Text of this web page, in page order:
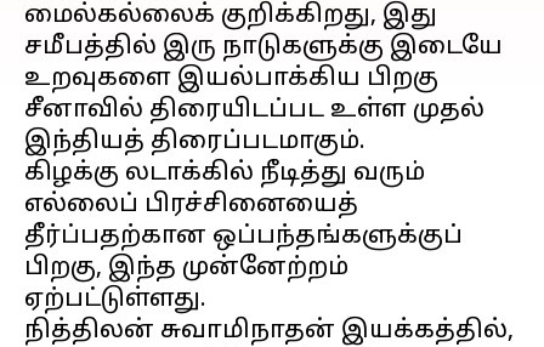
மைல்கல்லைக் குறிக்கிறது, இது
சமீபத்தில் இரு நாடுகளுக்கு இடையே
உறவுகளை இயல்பாக்கிய பிறகு
சீனாவில் திரையிடப்பட உள்ள முதல்
இந்தியத் திரைப்படமாகும்.
கிழக்கு லடாக்கில் நீடித்து வரும்
எல்லைப் பிரச்சினையைத்
தீர்ப்பதற்கான ஒப்பந்தங்களுக்குப்
பிறகு, இந்த முன்னேற்றம்
ஏற்பட்டுள்ளது.
நித்திலன் சுவாமிநாதன் இயக்கத்தில்,